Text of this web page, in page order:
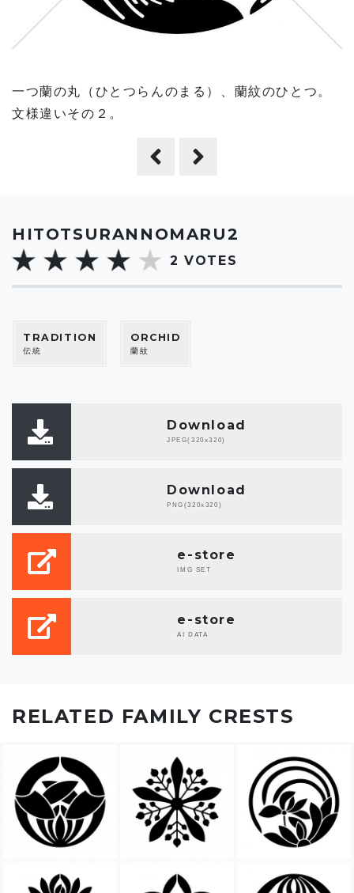
HITOTSURANNOMARU2
2 VOTES
TRADITION
伝統
ORCHID
蘭紋
Download
JPEG(320x320)
Download
PNG(320x320)
e-store
IMG SET
e-store
AI DATA
一つ蘭の丸（ひとつらんのまる）、蘭紋のひとつ。
文様違いその２。
RELATED FAMILY CRESTS